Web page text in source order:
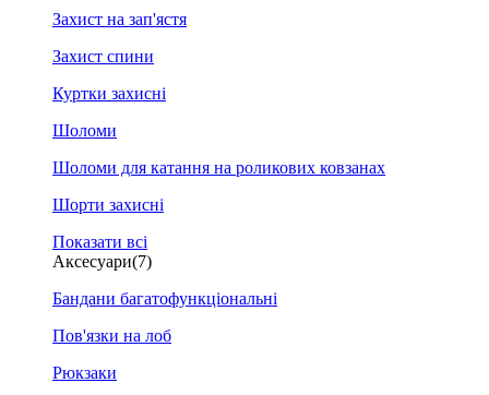
Захист на зап'ястя
Захист спини
Куртки захисні
Шоломи
Шоломи для катання на роликових ковзанах
Шорти захисні
Показати всі
Аксесуари(7)
Бандани багатофункціональні
Пов'язки на лоб
Рюкзаки